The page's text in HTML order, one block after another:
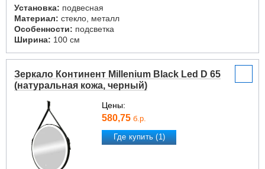
Установка: подвесная
Материал: стекло, металл
Особенности: подсветка
Ширина: 100 см
Зеркало Континент Millenium Black Led D 65
(натуральная кожа, черный)
Цены:
580,75 б.р.
Где купить (1)